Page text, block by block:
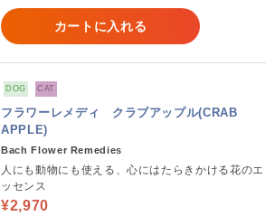
カートに入れる
DOG CAT
フラワーレメディ クラブアップル(CRAB
APPLE)
Bach Flower Remedies
人にも動物にも使える、心にはたらきかける花のエ
ッセンス
¥2,970